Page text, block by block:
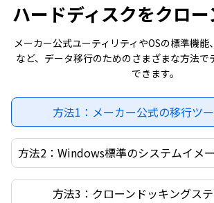
ハードディスクをクロ
メーカー公式ユーティリティやOSの標準機
など、データ移行のためのさまざまな方法で
できます。
方法1：メーカー公式の移行ツ
方法2：Windows標準のシステムイメ
方法3：クローンドッキングス